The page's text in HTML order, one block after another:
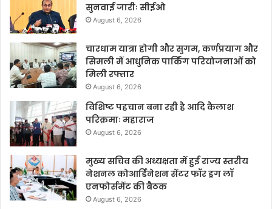
सुनवाई जारीः सीईओ
August 6, 2026
चारधाम यात्रा होगी और सुगम, कर्णप्रयाग और
सिमली में आधुनिक पार्किंग परियोजनाओं को
मिली रफ्तार
August 6, 2026
विशिष्ट पहचान बना रही है आदि कैलाश
परिक्रमाः महाराज
August 6, 2026
मुख्य सचिव की अध्यक्षता में हुई राज्य स्तरीय
नेशनल कोआर्डिनेशन सेंटर फॉर ड्रग लॉ
एनफोर्समेंट की बैठक
August 6, 2026